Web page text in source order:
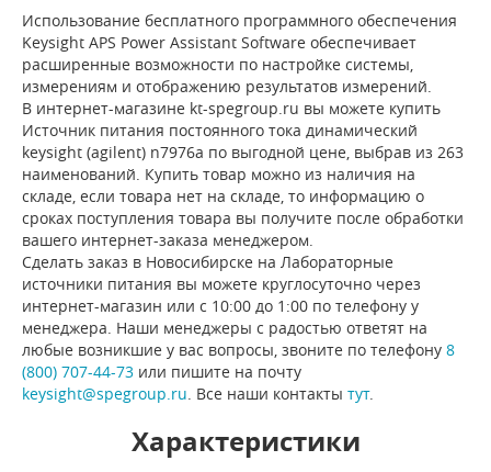
Использование бесплатного программного обеспечения
Keysight APS Power Assistant Software обеспечивает
расширенные возможности по настройке системы,
измерениям и отображению результатов измерений.
В интернет-магазине kt-spegroup.ru вы можете купить
Источник питания постоянного тока динамический
keysight (agilent) n7976a по выгодной цене, выбрав из 263
наименований. Купить товар можно из наличия на
складе, если товара нет на складе, то информацию о
сроках поступления товара вы получите после обработки
вашего интернет-заказа менеджером.
Сделать заказ в Новосибирске на Лабораторные
источники питания вы можете круглосуточно через
интернет-магазин или с 10:00 до 1:00 по телефону у
менеджера. Наши менеджеры с радостью ответят на
любые возникшие у вас вопросы, звоните по телефону 8
(800) 707-44-73 или пишите на почту
keysight@spegroup.ru. Все наши контакты тут.
Характеристики